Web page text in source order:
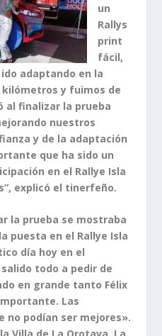
un
Rallys
print
fácil,
adaptando en la
kilómetros y fuimos de
al finalizar la prueba
nuestros
y de la adaptación
que ha sido un
en el Rallye Isla
explicó el tinerfeño.
la prueba se mostraba
puesta en el Rallye Isla
día hoy en el
todo a pedir de
en grande tanto Félix
Las
no podían ser mejores».